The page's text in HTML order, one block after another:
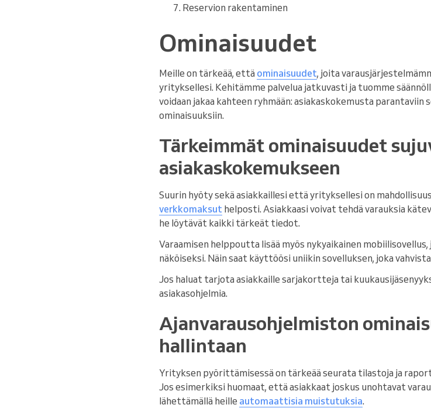
Reservion rakentaminen
Ominaisuudet
Meille on tärkeää, että ominaisuudet, joita
yrityksellesi. Kehitämme palvelua jatkuvasti ja tuomme
voidaan jakaa kahteen ryhmään: asiakaskokemusta
ominaisuuksiin.
Tärkeimmät ominaisuudet
asiakaskokemukseen
Suurin hyöty sekä asiakkaillesi että yrityksellesi on
verkkomaksut helposti. Asiakkaasi voivat tehdä varauksia
he löytävät kaikki tärkeät tiedot.
Varaamisen helppoutta lisää myös nykyaikainen
näköiseksi. Näin saat käyttöösi uniikin sovelluksen, joka
Jos haluat tarjota asiakkaille sarjakortteja tai
asiakasohjelmia.
Ajanvarausohjelmiston
hallintaan
Yrityksen pyörittämisessä on tärkeää seurata tilastoja ja
Jos esimerkiksi huomaat, että asiakkaat joskus unohtavat
lähettämällä heille automaattisia muistutuksia.